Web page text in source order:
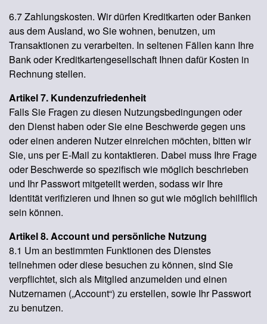
6.7 Zahlungskosten. Wir dürfen Kreditkarten oder Banken
aus dem Ausland, wo Sie wohnen, benutzen, um
Transaktionen zu verarbeiten. In seltenen Fällen kann Ihre
Bank oder Kreditkartengesellschaft Ihnen dafür Kosten in
Rechnung stellen.
Artikel 7. Kundenzufriedenheit
Falls Sie Fragen zu diesen Nutzungsbedingungen oder
den Dienst haben oder Sie eine Beschwerde gegen uns
oder einen anderen Nutzer einreichen möchten, bitten wir
Sie, uns per E-Mail zu kontaktieren. Dabei muss Ihre Frage
oder Beschwerde so spezifisch wie möglich beschrieben
und Ihr Passwort mitgeteilt werden, sodass wir Ihre
Identität verifizieren und Ihnen so gut wie möglich behilflich
sein können.
Artikel 8. Account und persönliche Nutzung
8.1 Um an bestimmten Funktionen des Dienstes
teilnehmen oder diese besuchen zu können, sind Sie
verpflichtet, sich als Mitglied anzumelden und einen
Nutzernamen („Account“) zu erstellen, sowie Ihr Passwort
zu benutzen.